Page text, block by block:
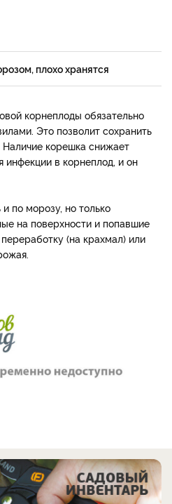
плохо хранятся
корнеплоды обязательно
Это позволит сохранить
Наличие корешка снижает
инфекции в корнеплод, и он
по морозу, но только
на поверхности и попавшие
(на крахмал) или